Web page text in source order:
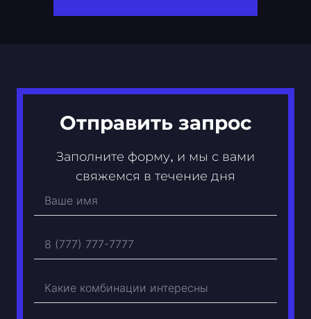
Отправить запрос
Заполните форму, и мы с вами
свяжемся в течение дня